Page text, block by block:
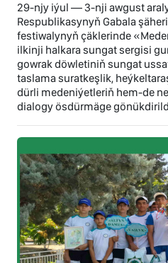
29-njy iýul — 3-nji awgust
Respublikasynyň Gabala
festiwalynyň çäklerinde
ilkinji halkara sungat sergisi
gowrak döwletiniň sungat
taslama suratkeşlik,
dürli medeniýetleriň hem-de
dialogy ösdürmäge